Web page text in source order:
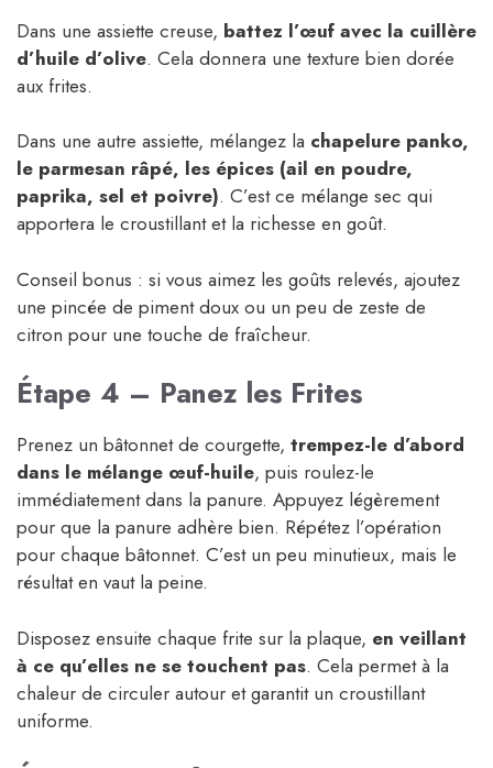
Dans une assiette creuse, battez l’œuf avec la cuillère
d’huile d’olive. Cela donnera une texture bien dorée
aux frites.
Dans une autre assiette, mélangez la chapelure panko,
le parmesan râpé, les épices (ail en poudre,
paprika, sel et poivre). C’est ce mélange sec qui
apportera le croustillant et la richesse en goût.
Conseil bonus : si vous aimez les goûts relevés, ajoutez
une pincée de piment doux ou un peu de zeste de
citron pour une touche de fraîcheur.
Étape 4 – Panez les Frites
Prenez un bâtonnet de courgette, trempez-le d’abord
dans le mélange œuf-huile, puis roulez-le
immédiatement dans la panure. Appuyez légèrement
pour que la panure adhère bien. Répétez l’opération
pour chaque bâtonnet. C’est un peu minutieux, mais le
résultat en vaut la peine.
Disposez ensuite chaque frite sur la plaque, en veillant
à ce qu’elles ne se touchent pas. Cela permet à la
chaleur de circuler autour et garantit un croustillant
uniforme.